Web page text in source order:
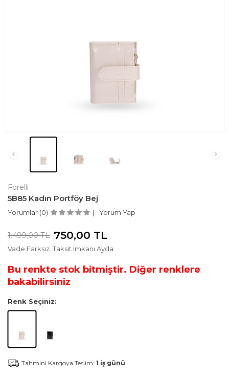
Forelli
5B85 Kadın Portföy Bej
Yorumlar (0) Yorum Yap
1.499,00TL 750,00 TL
Vade Farksız Taksit Imkanı Ayda
Bu renkte stok bitmiştir. Diğer renklere
bakabilirsiniz
Renk Seçiniz:
Tahmini Kargoya Teslim: 1 iş günü